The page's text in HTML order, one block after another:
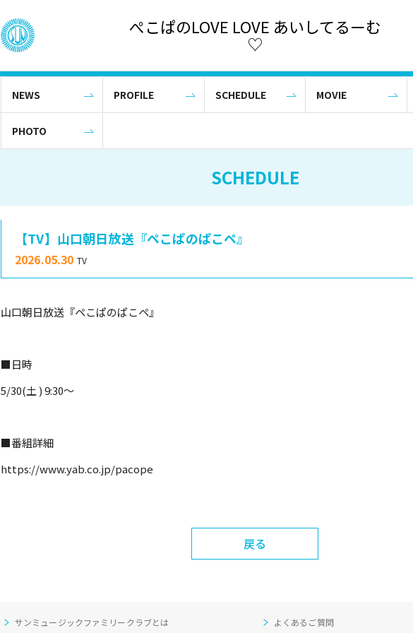
ぺこぱのLOVE LOVE あいしてるーむ
♡
NEWS PROFILE SCHEDULE MOVIE
PHOTO
SCHEDULE
【TV】山口朝日放送『ペこぱのぱこペ』
2026.05.30 TV
山口朝日放送『ペこぱのぱこペ』
■日時
5/30(土 ) 9:30～
■番組詳細
https://www.yab.co.jp/pacope
戻る
サンミュージックファミリークラブとは よくあるご質問